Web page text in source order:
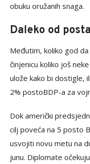
obuku oružanih snaga.
Daleko od
Međutim, koliko god
činjenicu koliko još
ulože kako bi dostigle,
2% postoBDP-a za
Dok američki
cilj poveća na 5 posto
usvojiti novu metu na
junu. Diplomate